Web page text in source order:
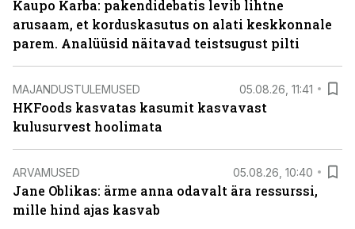
Kaupo Karba: pakendidebatis levib lihtne
arusaam, et korduskasutus on alati keskkonnale
parem. Analüüsid näitavad teistsugust pilti
MAJANDUSTULEMUSED 05.08.26, 11:41
HKFoods kasvatas kasumit kasvavast
kulusurvest hoolimata
ARVAMUSED 05.08.26, 10:40
Jane Oblikas: ärme anna odavalt ära ressurssi,
mille hind ajas kasvab